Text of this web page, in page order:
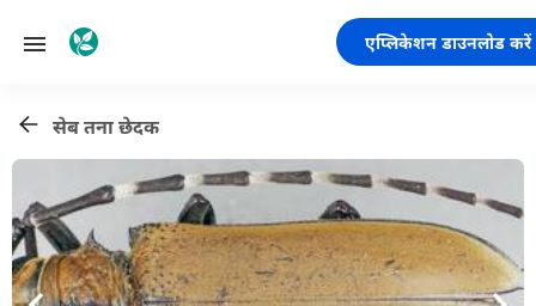
एप्लिकेशन डाउनलोड करें
सेब तना छेदक